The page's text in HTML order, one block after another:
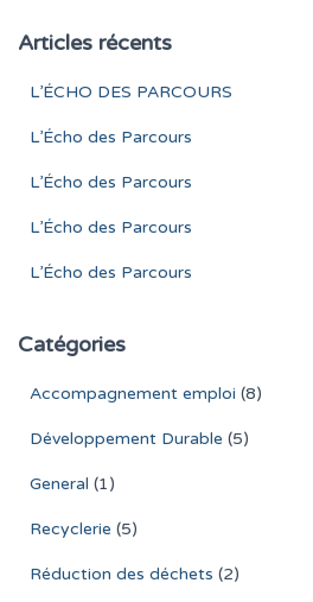
Articles récents
L’ÉCHO DES PARCOURS
L’Écho des Parcours
L’Écho des Parcours
L’Écho des Parcours
L’Écho des Parcours
Catégories
Accompagnement emploi (8)
Développement Durable (5)
General (1)
Recyclerie (5)
Réduction des déchets (2)